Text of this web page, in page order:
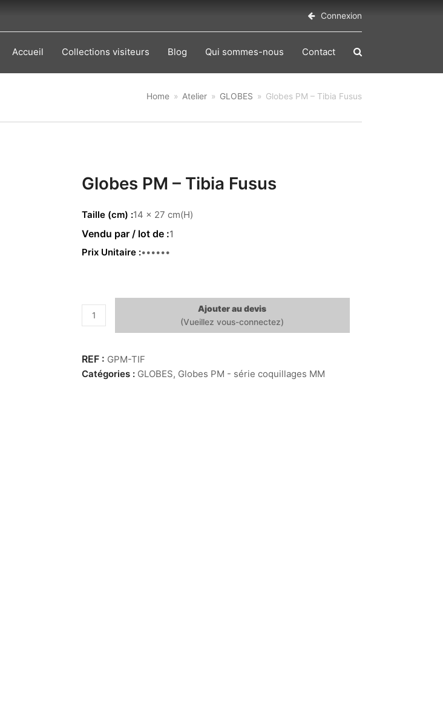
Connexion
Accueil Collections visiteurs Blog Qui sommes-nous Contact
Home » Atelier » GLOBES » Globes PM – Tibia Fusus
Globes PM – Tibia Fusus
Taille (cm) 14 x 27 cm(H)
1
Prix Unitaire 39.00€
quantité
de
PM
-
Ajouter au devis
GPM-TIF
Catégories : GLOBES, Globes PM - série coquillages MM